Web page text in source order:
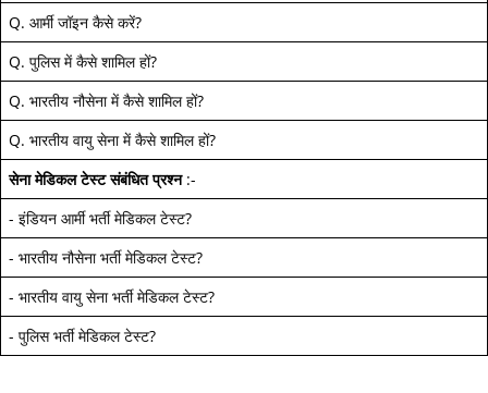
Q. आर्मी जॉइन कैसे करें?
Q. पुलिस में कैसे शामिल हों?
Q. भारतीय नौसेना में कैसे शामिल हों?
Q. भारतीय वायु सेना में कैसे शामिल हों?
सेना मेडिकल टेस्ट संबंधित प्रश्न:-
- इंडियन आर्मी भर्ती मेडिकल टेस्ट?
- भारतीय नौसेना भर्ती मेडिकल टेस्ट?
- भारतीय वायु सेना भर्ती मेडिकल टेस्ट?
- पुलिस भर्ती मेडिकल टेस्ट?